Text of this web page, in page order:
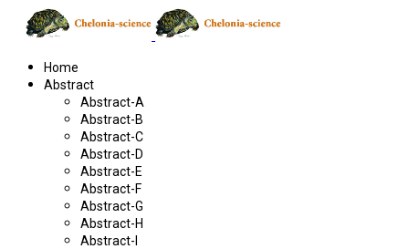
Home
Abstract
Abstract-A
Abstract-B
Abstract-C
Abstract-D
Abstract-E
Abstract-F
Abstract-G
Abstract-H
Abstract-I